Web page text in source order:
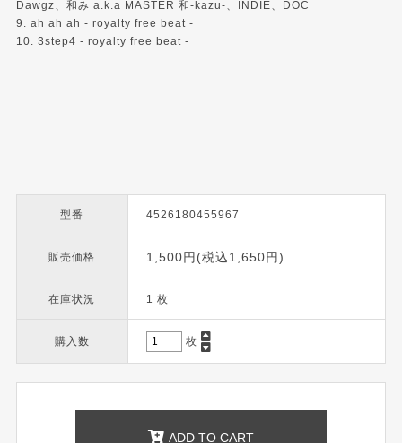
Dawgz、和み a.k.a MASTER 和-kazu-、INDIE、DOC
9. ah ah ah - royalty free beat -
10. 3step4 - royalty free beat -
型番 4526180455967
販売価格 1,500円(税込1,650円)
在庫状況 1 枚
購入数 枚
ADD TO CART